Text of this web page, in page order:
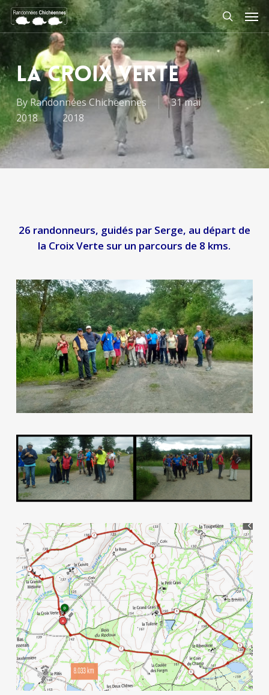
Skip
to
main
search
La croix verte
ByRandonnées Chicheennes
31 mai
2018
2018
26 randonneurs, guidés par Serge, au départ de
la Croix Verte sur un parcours de 8 kms.